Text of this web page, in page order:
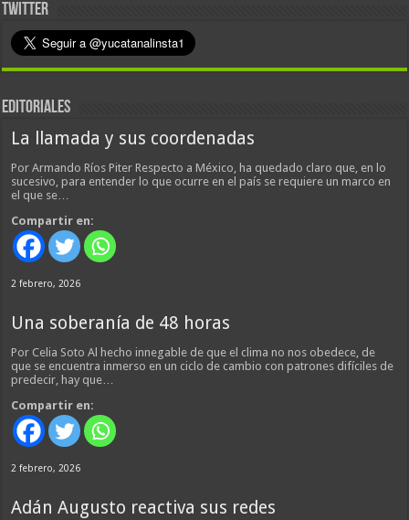
TWITTER
EDITORIALES
La llamada y sus coordenadas
Por Armando Ríos Piter Respecto a México, ha quedado claro que, en lo
sucesivo, para entender lo que ocurre en el país se requiere un marco en
el que se…
Compartir en:
2 febrero, 2026
Una soberanía de 48 horas
Por Celia Soto Al hecho innegable de que el clima no nos obedece, de
que se encuentra inmerso en un ciclo de cambio con patrones difíciles de
predecir, hay que…
Compartir en:
2 febrero, 2026
Adán Augusto reactiva sus redes